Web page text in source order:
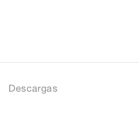
Descargas